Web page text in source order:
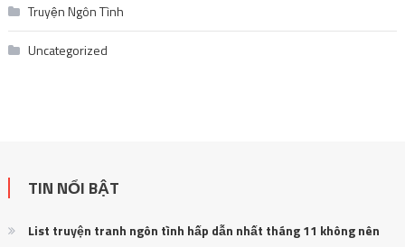
Truyện Ngôn Tình
Uncategorized
TIN NỔI BẬT
List truyện tranh ngôn tình hấp dẫn nhất tháng 11 không nên